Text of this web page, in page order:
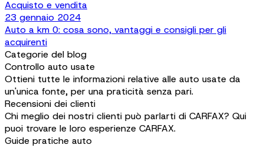
Acquisto e vendita
23 gennaio 2024
Auto a km 0: cosa sono, vantaggi e consigli per gli
acquirenti
Categorie del blog
Controllo auto usate
Ottieni tutte le informazioni relative alle auto usate da
un'unica fonte, per una praticità senza pari.
Recensioni dei clienti
Chi meglio dei nostri clienti può parlarti di CARFAX? Qui
puoi trovare le loro esperienze CARFAX.
Guide pratiche auto